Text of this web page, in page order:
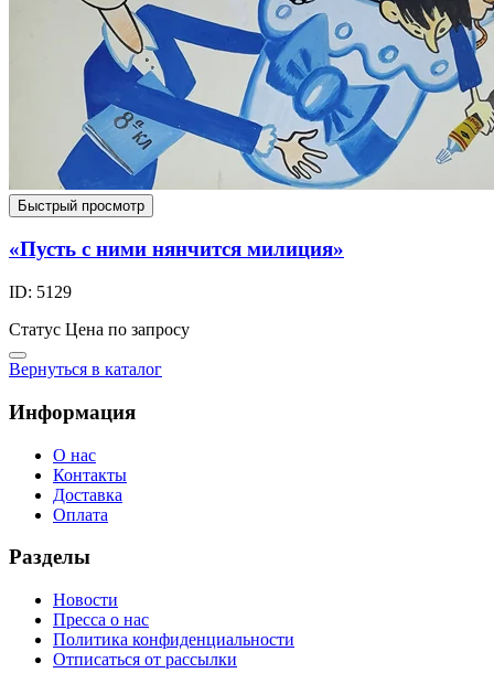
Быстрый просмотр
«Пусть с ними нянчится милиция»
ID: 5129
Статус Цена по запросу
Вернуться в каталог
Информация
О нас
Контакты
Доставка
Оплата
Разделы
Новости
Пресса о нас
Политика конфиденциальности
Отписаться от рассылки